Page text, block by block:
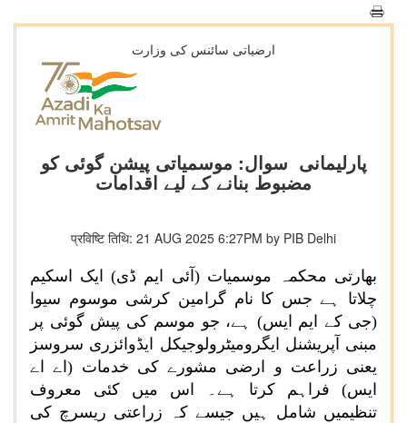
ارضیاتی سائنس کی وزارت
پارلیمانی سوال: موسمیاتی پیشن گوئی کو
مضبوط بنانے کے لیے اقدامات
प्रविष्टि तिथि: 21 AUG 2025 6:27PM by PIB Delhi
بھارتی محکمہ موسمیات (آئی ایم ڈی) ایک اسکیم
چلاتا ہے جس کا نام گرامین کرشی موسوم سیوا
(جی کے ایم ایس) ہے، جو موسم کی پیش گوئی پر
مبنی آپریشنل ایگرومیٹرولوجیکل ایڈوائزری سروسز
یعنی زراعت و ارضی مشورے کی خدمات (اے اے
ایس) فراہم کرتا ہے۔ اس میں کئی معروف
تنظیمیں شامل ہیں جیسے کہ زراعتی ریسرچ کی